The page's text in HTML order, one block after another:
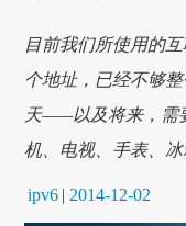
目前我们所使用的
个地址，已经不够
天——以及将来，需
机、电视、手表、冰
ipv6 | 2014-12-02